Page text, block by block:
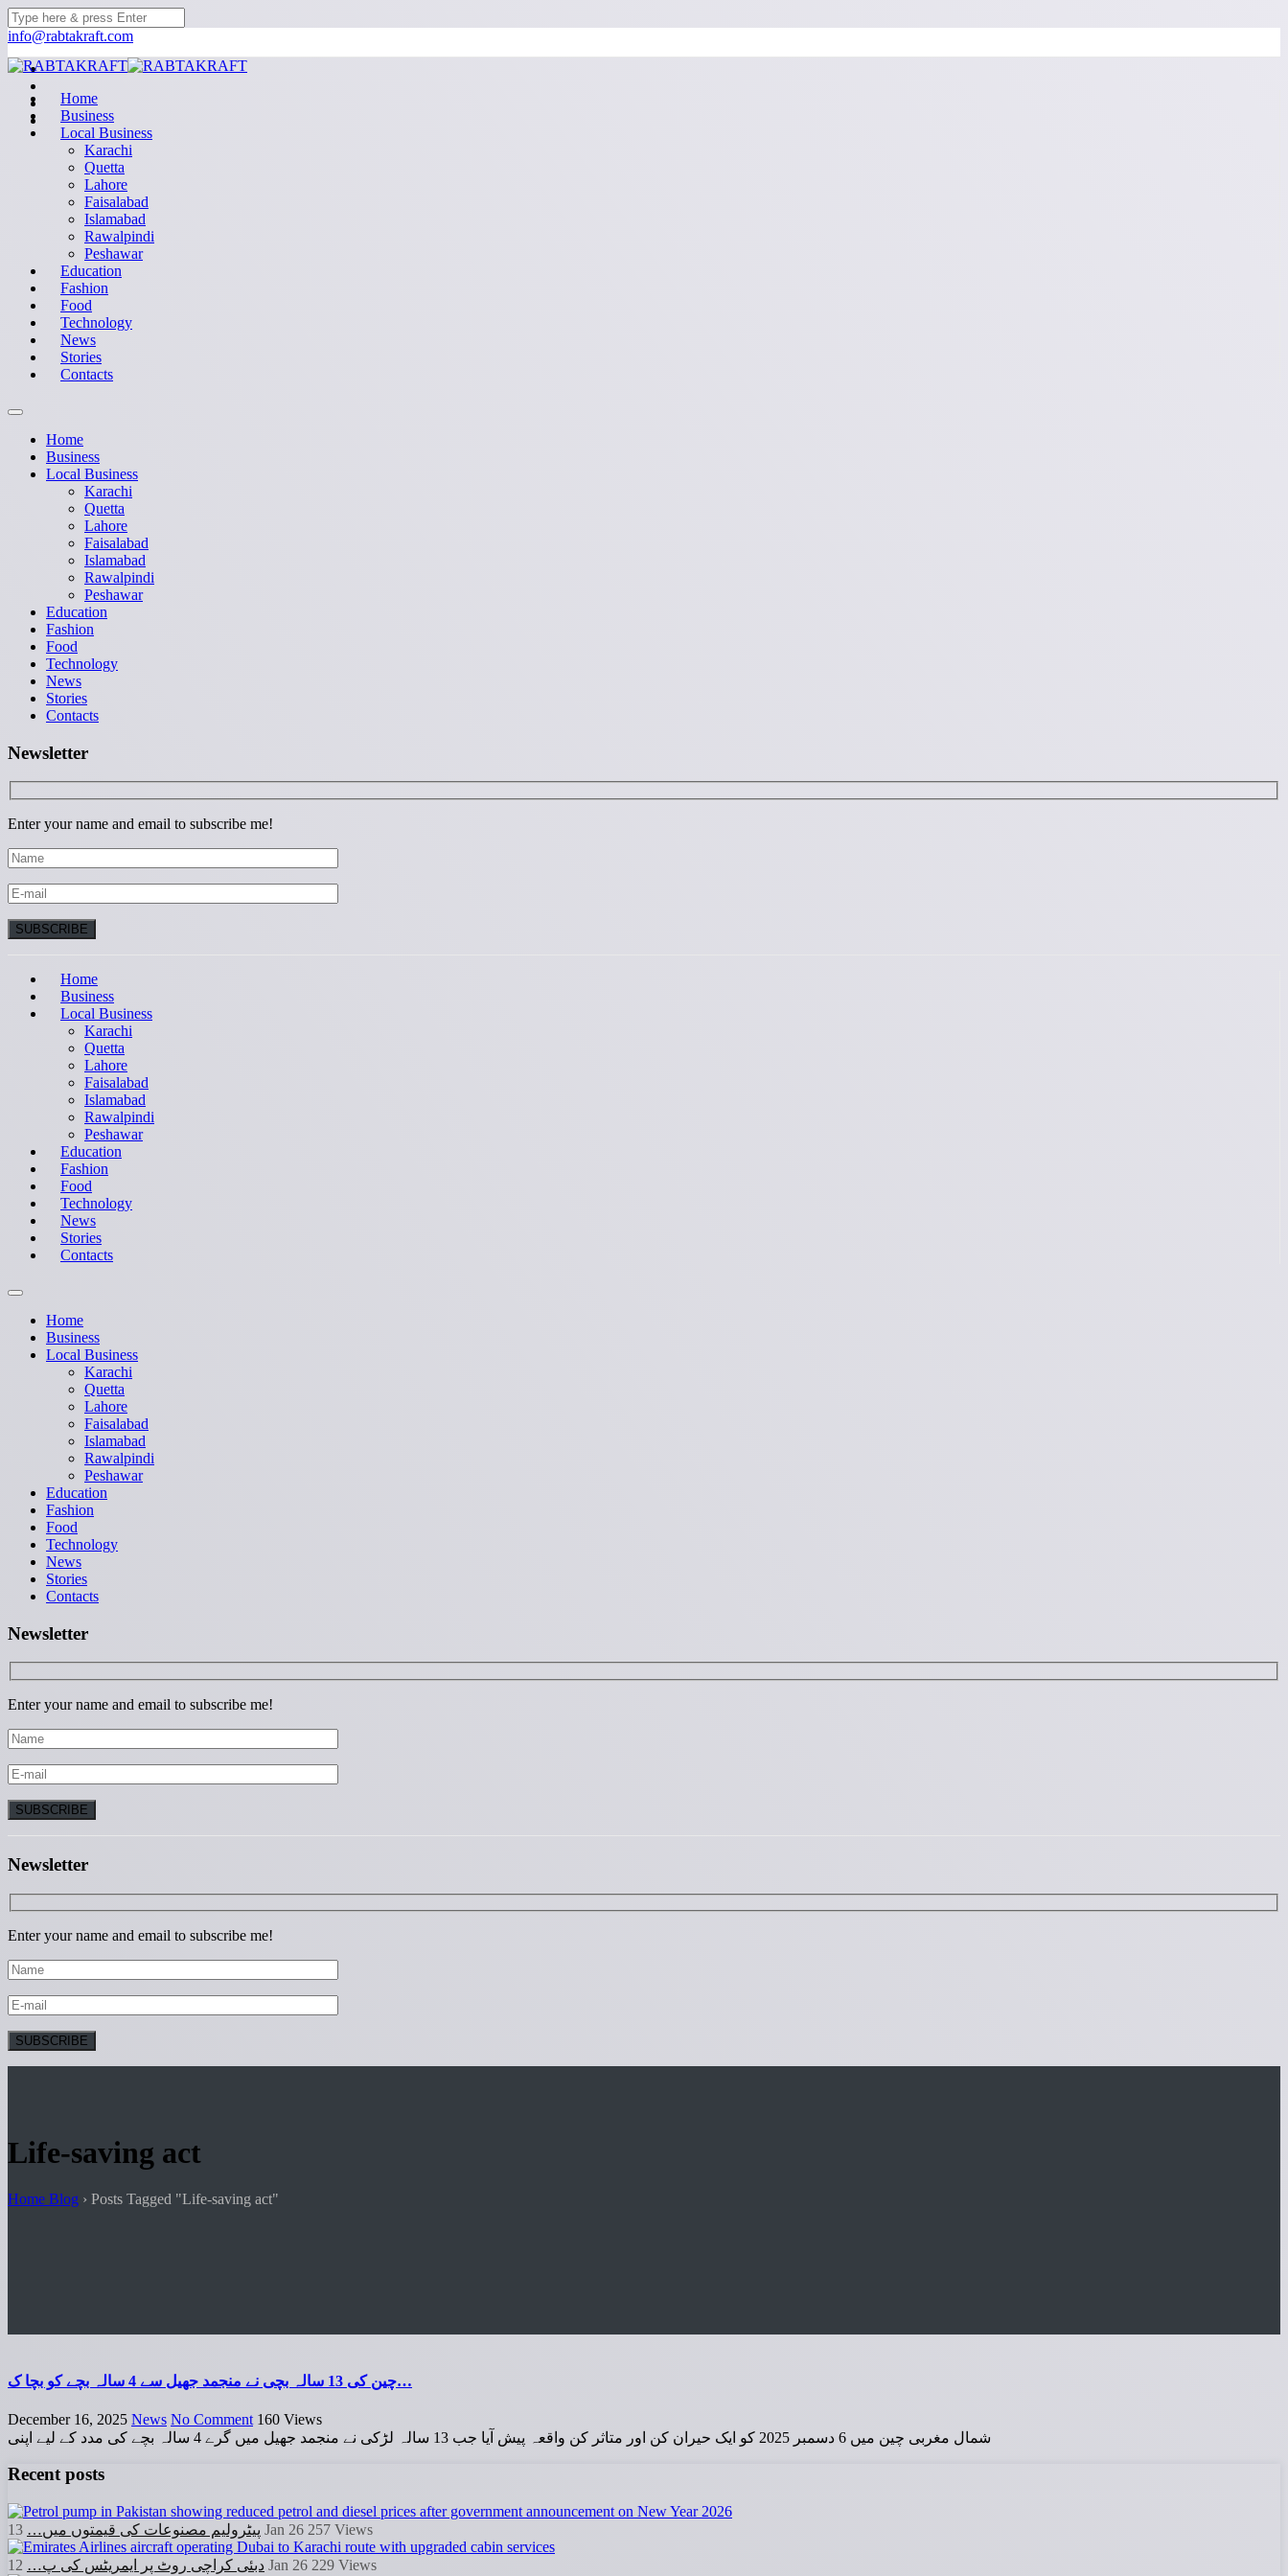
info@rabtakraft.com
Home
Business
Local Business
Karachi
Quetta
Lahore
Faisalabad
Islamabad
Rawalpindi
Peshawar
Education
Fashion
Food
Technology
News
Stories
Contacts
Home
Business
Local Business
Karachi
Quetta
Lahore
Faisalabad
Islamabad
Rawalpindi
Peshawar
Education
Fashion
Food
Technology
News
Stories
Contacts
Newsletter
Enter your name and email to subscribe me!
Home
Business
Local Business
Karachi
Quetta
Lahore
Faisalabad
Islamabad
Rawalpindi
Peshawar
Education
Fashion
Food
Technology
News
Stories
Contacts
Home
Business
Local Business
Karachi
Quetta
Lahore
Faisalabad
Islamabad
Rawalpindi
Peshawar
Education
Fashion
Food
Technology
News
Stories
Contacts
Newsletter
Enter your name and email to subscribe me!
Newsletter
Enter your name and email to subscribe me!
Life-saving act
Home Blog › Posts Tagged "Life-saving act"
چین کی 13 سالہ بچی نے منجمد جھیل سے 4 سالہ بچے کو بچا ک…
December 16, 2025 News No Comment 160 Views
شمال مغربی چین میں 6 دسمبر 2025 کو ایک حیران کن اور متاثر کن واقعہ پیش آیا جب 13 سالہ لڑکی نے منجمد جھیل میں گرے 4 سالہ بچے کی مدد کے لیے اپنی
Recent posts
پیٹرولیم مصنوعات کی قیمتوں میں… 13 Jan 26 257 Views
دبئی کراچی روٹ پر ایمریٹس کی پ… 12 Jan 26 229 Views